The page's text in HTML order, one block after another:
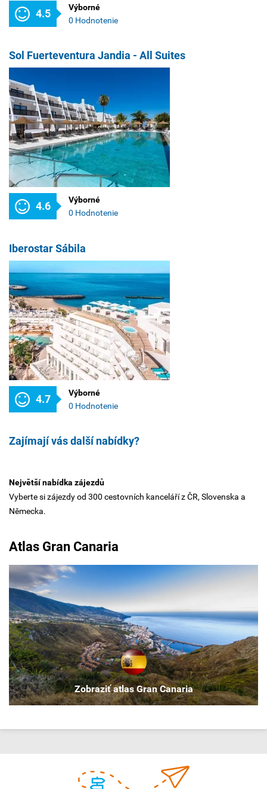
4.5
Výborné
0 Hodnotenie
Sol Fuerteventura Jandia - All Suites
4.6
Výborné
0 Hodnotenie
Iberostar Sábila
4.7
Výborné
0 Hodnotenie
Zajímají vás další nabídky?
Největší nabídka zájezdů
Vyberte si zájezdy od 300 cestovních kanceláří z ČR, Slovenska a
Německa.
Atlas Gran Canaria
Zobraziť atlas Gran Canaria